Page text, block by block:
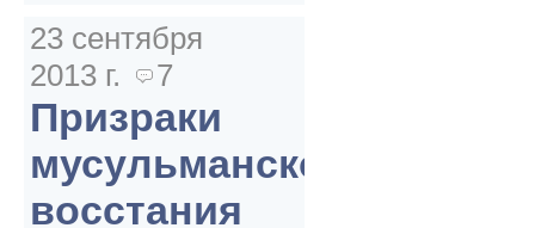
23 сентября
2013 г.
7
Призраки
мусульманского
восстания